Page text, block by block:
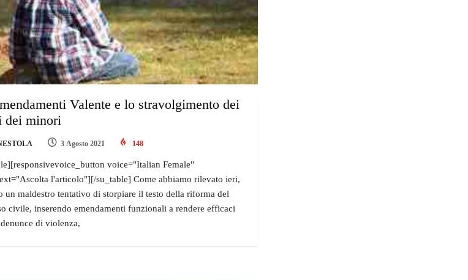
Valente e lo stravolgimento dei
dei minori
3 Agosto 2021 148
voice="Italian Female"
l'articolo"][/su_table] Come abbiamo rilevato ieri,
un maldestro tentativo di storpiare il testo della riforma del
civile, inserendo emendamenti funzionali a rendere efficaci
di violenza,